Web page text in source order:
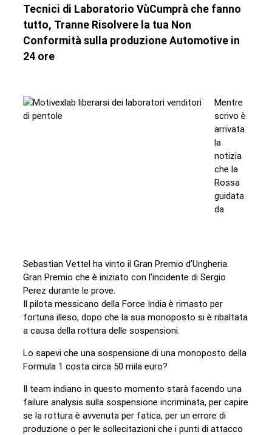
Tecnici di Laboratorio VùCumprà che fanno
tutto, Tranne Risolvere la tua Non
Conformità sulla produzione Automotive in
24 ore
Mentre
scrivo è
arrivata
la
notizia
che la
Rossa
guidata
da
Sebastian Vettel ha vinto il Gran Premio d’Ungheria.
Gran Premio che è iniziato con l’incidente di Sergio
Perez durante le prove.
Il pilota messicano della Force India è rimasto per
fortuna illeso, dopo che la sua monoposto si è ribaltata
a causa della rottura delle sospensioni.
Lo sapevi che una sospensione di una monoposto della
Formula 1 costa circa 50 mila euro?
Il team indiano in questo momento starà facendo una
failure analysis sulla sospensione incriminata, per capire
se la rottura è avvenuta per fatica, per un errore di
produzione o per le sollecitazioni che i punti di attacco